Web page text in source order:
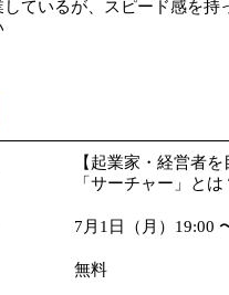
しているが、スピード感を持
【起業家・経営者
「サーチャー」とは
7月1日（月）19:00
無料